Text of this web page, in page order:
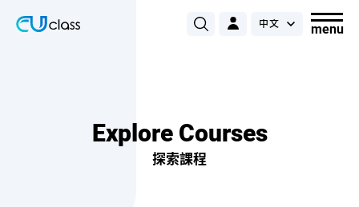
Explore Courses
探索課程